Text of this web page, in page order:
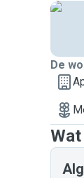
De